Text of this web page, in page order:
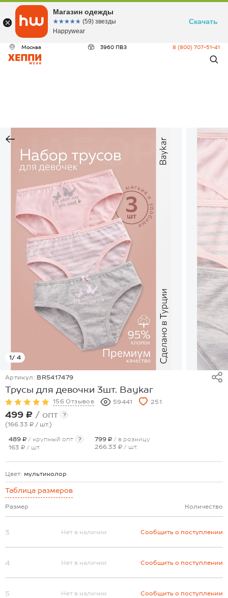
Москва 3960 ПВЗ 8 (800) 707-51-41
1/ 4
Артикул: BR5417479
Трусы для девочки 3шт. Baykar
156 Отзывов 59441 251
499 ₽ / опт
?
(166.33 ₽ / шт.)
489 ₽ / крупный опт
?
163 ₽ / шт.
799 ₽ / в розницу
266.33 ₽ / шт.
Цвет: мультиколор
Таблица размеров
Размер Количество
3 Нет в наличии Сообщить о поступлении
4 Нет в наличии Сообщить о поступлении
5 Нет в наличии Сообщить о поступлении
Магазин одежды
☆☆☆☆☆
★★★★★ (59) звезды
Happywear
Скачать